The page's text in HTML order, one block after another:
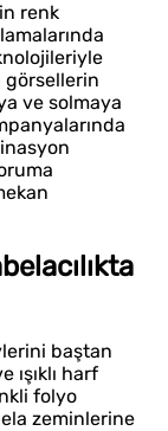
renk
ve solmaya
baştan
ışıklı harf
folyo
zeminlerine